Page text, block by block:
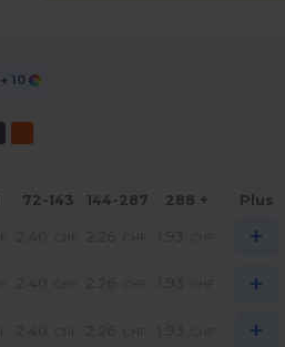
+ 10
72-143 144-287 288 + Plus
+
+
+